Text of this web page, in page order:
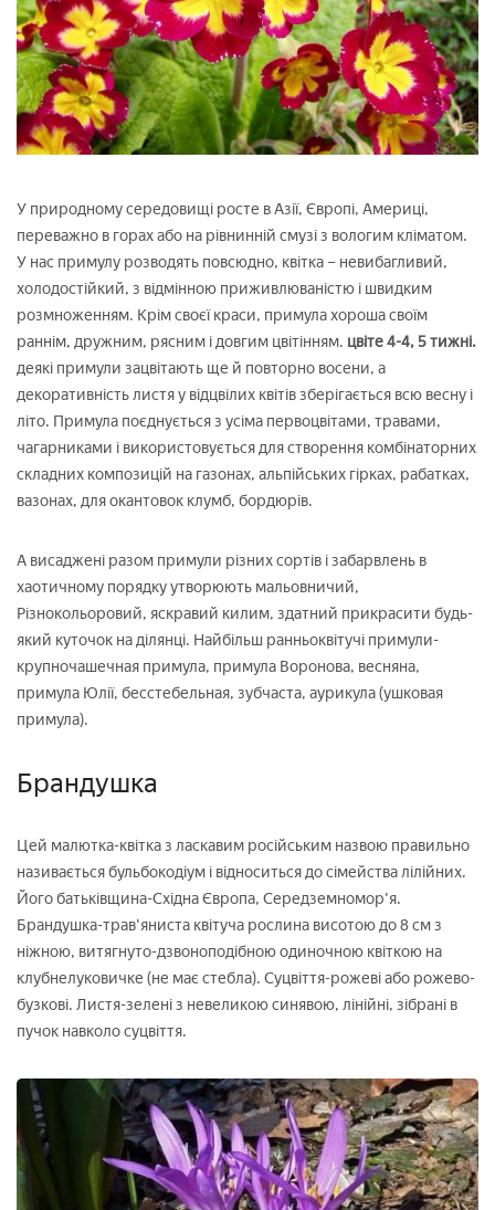
У природному середовищі росте в Азії, Європі, Америці,
переважно в горах або на рівнинній смузі з вологим кліматом.
У нас примулу розводять повсюдно, квітка – невибагливий,
холодостійкий, з відмінною приживлюваністю і швидким
розмноженням. Крім своєї краси, примула хороша своїм
раннім, дружним, рясним і довгим цвітінням. цвіте 4-4, 5 тижні.
деякі примули зацвітають ще й повторно восени, а
декоративність листя у відцвілих квітів зберігається всю весну і
літо. Примула поєднується з усіма первоцвітами, травами,
чагарниками і використовується для створення комбінаторних
складних композицій на газонах, альпійських гірках, рабатках,
вазонах, для окантовок клумб, бордюрів.
А висаджені разом примули різних сортів і забарвлень в
хаотичному порядку утворюють мальовничий,
Різнокольоровий, яскравий килим, здатний прикрасити будь-
який куточок на ділянці. Найбільш ранньоквітучі примули-
крупночашечная примула, примула Воронова, весняна,
примула Юлії, бесстебельная, зубчаста, аурикула (ушковая
примула).
Брандушка
Цей малютка-квітка з ласкавим російським назвою правильно
називається бульбокодіум і відноситься до сімейства лілійних.
Його батьківщина-Східна Європа, Середземномор'я.
Брандушка-трав'яниста квітуча рослина висотою до 8 см з
ніжною, витягнуто-дзвоноподібною одиночною квіткою на
клубнелуковичке (не має стебла). Суцвіття-рожеві або рожево-
бузкові. Листя-зелені з невеликою синявою, лінійні, зібрані в
пучок навколо суцвіття.